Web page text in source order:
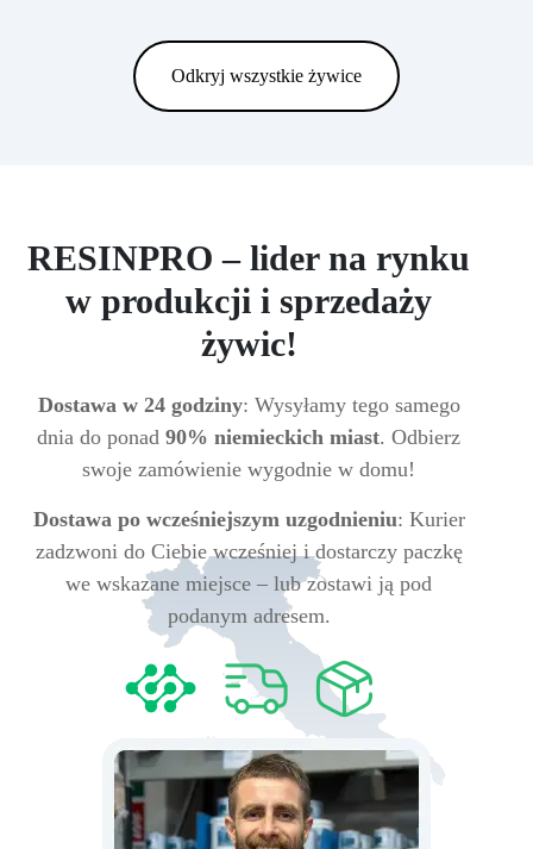
Odkryj wszystkie żywice
RESINPRO – lider na rynku
w produkcji i sprzedaży
żywic!
Dostawa w 24 godziny: Wysyłamy tego samego
dnia do ponad 90% niemieckich miast. Odbierz
swoje zamówienie wygodnie w domu!
Dostawa po wcześniejszym uzgodnieniu: Kurier
zadzwoni do Ciebie wcześniej i dostarczy paczkę
we wskazane miejsce – lub zostawi ją pod
podanym adresem.